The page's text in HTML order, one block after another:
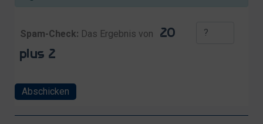
Spam-Check: Das Ergebnis von
Abschicken